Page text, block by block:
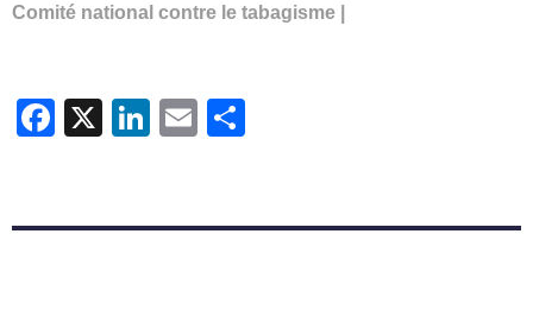
Comité national contre le tabagisme |
Facebook
X LinkedIn
Email